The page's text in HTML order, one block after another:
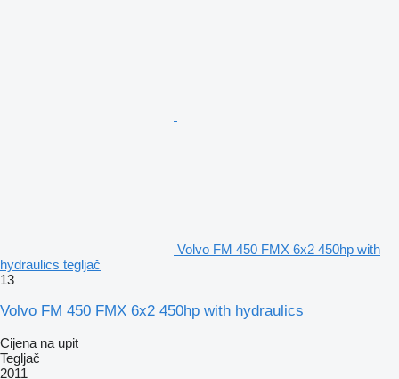
Volvo FM 450 FMX 6x2 450hp with
hydraulics tegljač
13
Volvo FM 450 FMX 6x2 450hp with hydraulics
Cijena na upit
Tegljač
2011